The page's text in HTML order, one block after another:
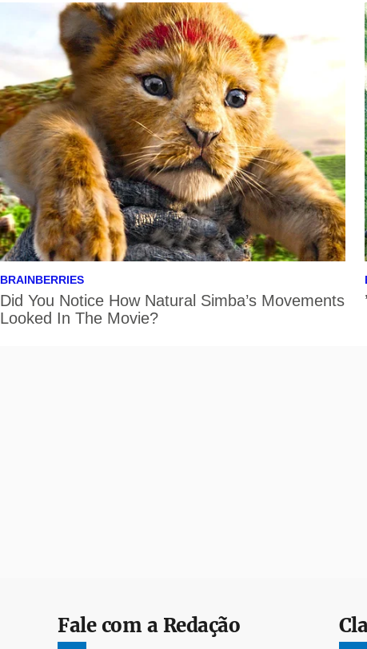
Fale com a Redação